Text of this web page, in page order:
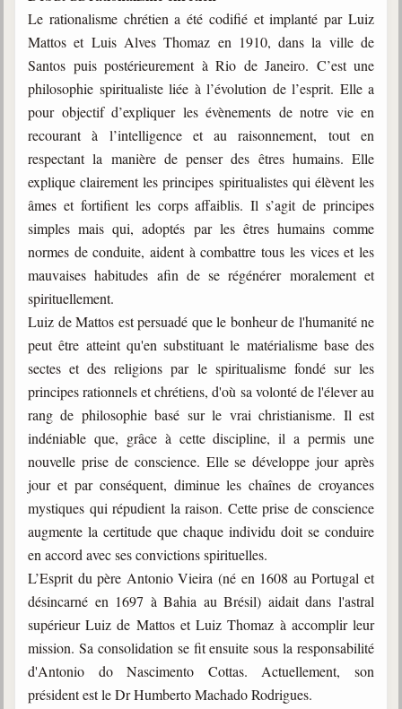
Le rationalisme chrétien a été codifié et implanté par Luiz
Mattos et Luis Alves Thomaz en 1910, dans la ville de
Santos puis postérieurement à Rio de Janeiro. C’est une
philosophie spiritualiste liée à l’évolution de l’esprit. Elle a
pour objectif d’expliquer les évènements de notre vie en
recourant à l’intelligence et au raisonnement, tout en
respectant la manière de penser des êtres humains. Elle
explique clairement les principes spiritualistes qui élèvent les
âmes et fortifient les corps affaiblis. Il s’agit de principes
simples mais qui, adoptés par les êtres humains comme
normes de conduite, aident à combattre tous les vices et les
mauvaises habitudes afin de se régénérer moralement et
spirituellement.
Luiz de Mattos est persuadé que le bonheur de l'humanité ne
peut être atteint qu'en substituant le matérialisme base des
sectes et des religions par le spiritualisme fondé sur les
principes rationnels et chrétiens, d'où sa volonté de l'élever au
rang de philosophie basé sur le vrai christianisme. Il est
indéniable que, grâce à cette discipline, il a permis une
nouvelle prise de conscience. Elle se développe jour après
jour et par conséquent, diminue les chaînes de croyances
mystiques qui répudient la raison. Cette prise de conscience
augmente la certitude que chaque individu doit se conduire
en accord avec ses convictions spirituelles.
L’Esprit du père Antonio Vieira (né en 1608 au Portugal et
désincarné en 1697 à Bahia au Brésil) aidait dans l'astral
supérieur Luiz de Mattos et Luiz Thomaz à accomplir leur
mission. Sa consolidation se fit ensuite sous la responsabilité
d'Antonio do Nascimento Cottas. Actuellement, son
président est le Dr Humberto Machado Rodrigues.